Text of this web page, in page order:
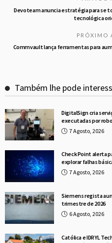
Devoteam anuncia estratégia para se
tecnológica
PRÓXIMO
Commvault lança ferramentas para
Também lhe pode
DigitalSign cria
executadas por
7 Agosto, 2026
Check Point alerta
explorar falhas
7 Agosto, 2026
Siemens regista
trimestre de 2026
6 Agosto, 2026
Católica e IDRYL